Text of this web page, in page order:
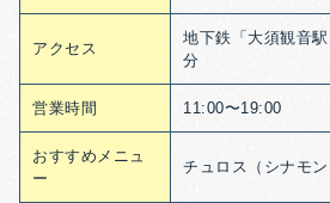
アクセス
地下鉄「大須観音
分
営業時間 11:00〜19:00
おすすめメニュ
ー
チュロス（シナモン